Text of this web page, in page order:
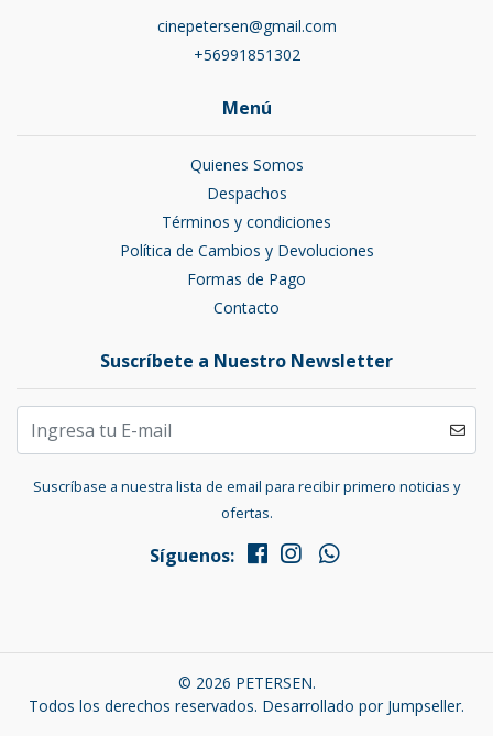
cinepetersen@gmail.com
+56991851302
Menú
Quienes Somos
Despachos
Términos y condiciones
Política de Cambios y Devoluciones
Formas de Pago
Contacto
Suscríbete a Nuestro Newsletter
Suscríbase a nuestra lista de email para recibir primero noticias y
ofertas.
Síguenos:
© 2026 PETERSEN.
Todos los derechos reservados. Desarrollado por Jumpseller.